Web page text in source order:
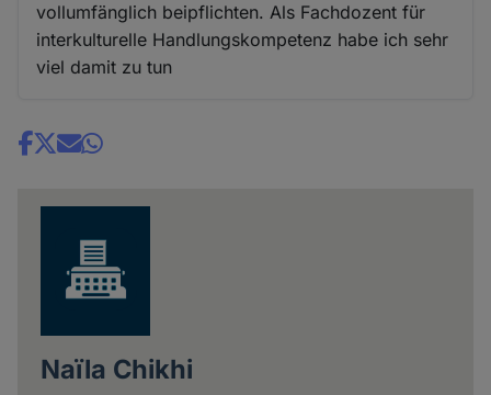
vollumfänglich beipflichten. Als Fachdozent für
interkulturelle Handlungskompetenz habe ich sehr
viel damit zu tun
Share
Naïla Chikhi